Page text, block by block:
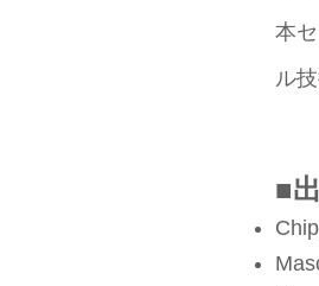
本
ル
■